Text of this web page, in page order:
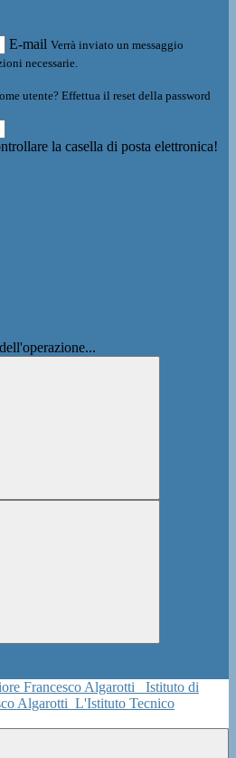
E-mail Verrà inviato un messaggio
necessarie.
utente? Effettua il reset della password
la casella di posta elettronica!
Istituto di
Algarotti L'Istituto Tecnico